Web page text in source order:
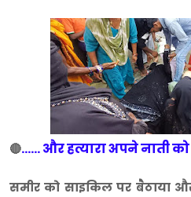
🔴...... और हत्यारा अपने नाती
समीर को साइकिल पर बैठाया